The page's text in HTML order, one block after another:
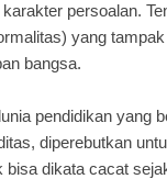
persoalan.
yang
bangsa.
pendidikan yang
diperebutkan
dikata cacat